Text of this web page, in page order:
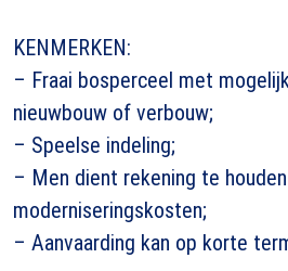
KENMERKEN:
– Fraai bosperceel met
nieuwbouw of verbouw;
– Speelse indeling;
– Men dient rekening te
moderniseringskosten;
– Aanvaarding kan op korte